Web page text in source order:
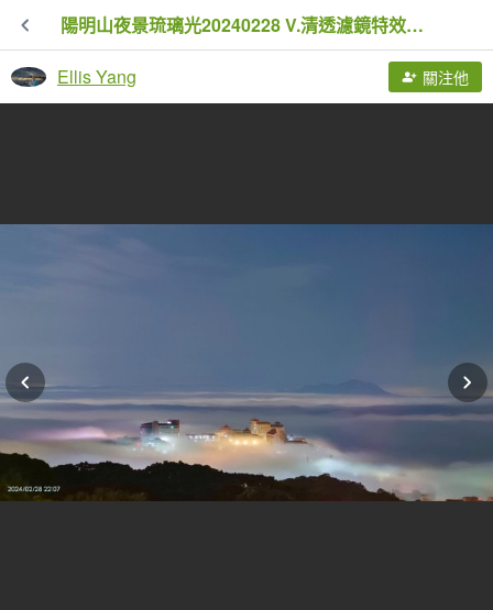
陽明山夜景琉璃光20240228 V.清透濾鏡特效修圖
Ellis Yang 關注他